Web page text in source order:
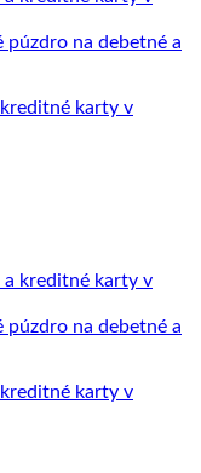
karty v
karty v